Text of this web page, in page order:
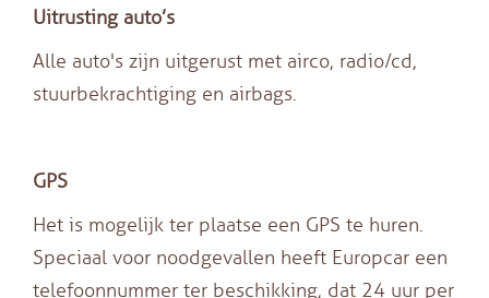
Uitrusting auto’s
Alle auto's zijn uitgerust met airco, radio/cd,
stuurbekrachtiging en airbags.
GPS
Het is mogelijk ter plaatse een GPS te huren.
Speciaal voor noodgevallen heeft Europcar een
telefoonnummer ter beschikking, dat 24 uur per